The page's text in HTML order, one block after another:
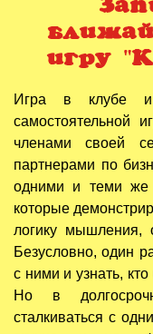
игру
Игра в клубе
самостоятельной
членами своей
партнерами по
одними и теми же
которые
логику мышления,
Безусловно, один
с ними и узнать,
Но в
сталкиваться с